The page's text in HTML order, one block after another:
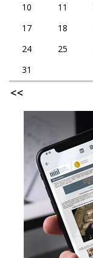
10
11
17
18
24
25
31